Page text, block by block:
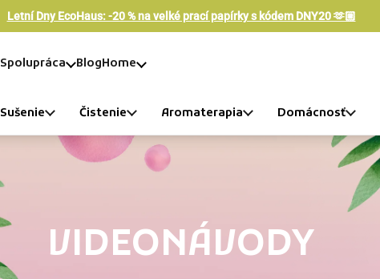
Letní Dny EcoHaus: -20 % na velké prací papírky s kódem DNY20 🫶🏼
Spolupráca BlogHome
Sušenie Čistenie Aromaterapia Domácnosť
VIDEONÁVODY